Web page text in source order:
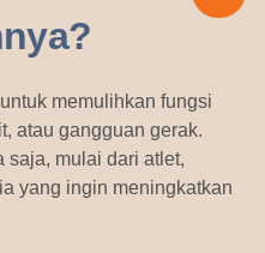
memulihkan fungsi
atau gangguan gerak.
saja, mulai dari atlet,
yang ingin meningkatkan